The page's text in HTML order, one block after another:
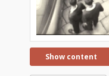
Show content